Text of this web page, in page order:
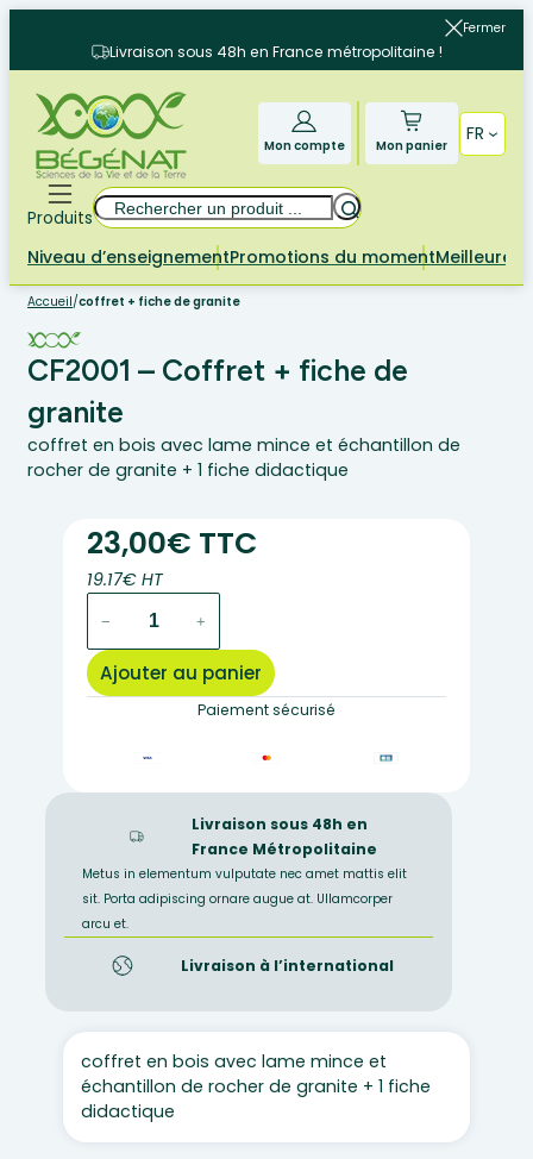
contenu
Fermer
Livraison sous 48h en France métropolitaine !
Mon compte Mon panier
FR
Produits
Rechercher
Niveau d’enseignementPromotions du momentMeilleures
Accueil/coffret + fiche de granite
CF2001 – Coffret + fiche de
granite
coffret en bois avec lame mince et échantillon de
rocher de granite + 1 fiche didactique
23,00€ TTC
19.17€ HT
CF2001
–
− +
Ajouter au panier
Paiement sécurisé
Livraison sous 48h en
France Métropolitaine
Metus in elementum vulputate nec amet mattis elit
sit. Porta adipiscing ornare augue at. Ullamcorper
arcu et.
Livraison à l’international
coffret en bois avec lame mince et
échantillon de rocher de granite + 1 fiche
didactique